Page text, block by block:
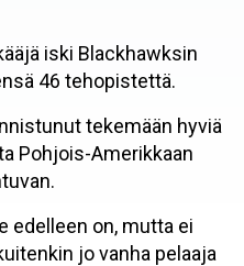
iski Blackhawksin
46 tehopistettä.
tekemään hyviä
Pohjois-Amerikkaan
edelleen on, mutta ei
jo vanha pelaaja